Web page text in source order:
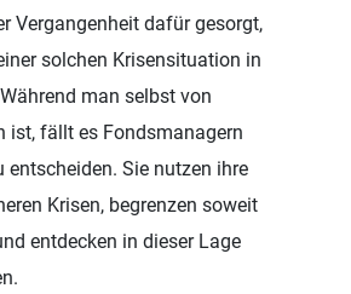
Vergangenheit dafür gesorgt,
solchen Krisensituation in
man selbst von
ist, fällt es Fondsmanagern
entscheiden. Sie nutzen ihre
Krisen, begrenzen soweit
entdecken in dieser Lage